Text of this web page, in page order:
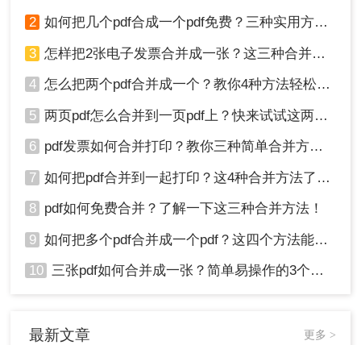
2 如何把几个pdf合成一个pdf免费？三种实用方法分享！
3 怎样把2张电子发票合并成一张？这三种合并方法学习一下!
4 怎么把两个pdf合并成一个？教你4种方法轻松完成合并！
5 两页pdf怎么合并到一页pdf上？快来试试这两种方法吧！
6 pdf发票如何合并打印？教你三种简单合并方法！
7 如何把pdf合并到一起打印？这4种合并方法了解一下！
8 pdf如何免费合并？了解一下这三种合并方法！
9 如何把多个pdf合并成一个pdf？这四个方法能帮助大家！
10 三张pdf如何合并成一张？简单易操作的3个方法！
最新文章 更多 >